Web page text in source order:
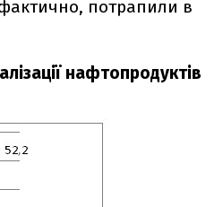
потрапили в
нафтопродуктів